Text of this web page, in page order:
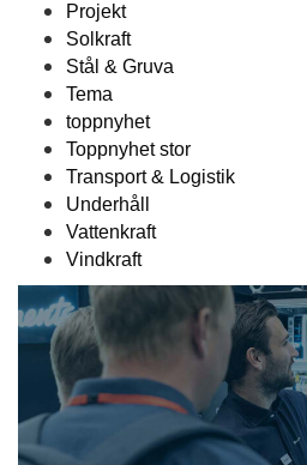
Projekt
Solkraft
Stål & Gruva
Tema
toppnyhet
Toppnyhet stor
Transport & Logistik
Underhåll
Vattenkraft
Vindkraft